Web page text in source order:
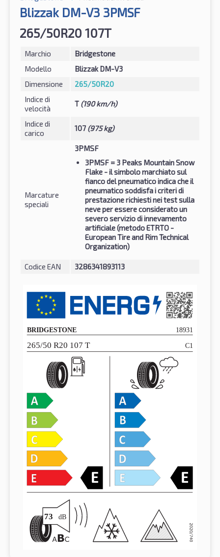
Blizzak DM-V3 3PMSF
265/50R20 107T
Marchio
Bridgestone
Modello
Blizzak DM-V3
Dimensione
265/50R20
Indice di
velocità
T (190 km/h)
Indice di
carico
107 (975 kg)
Marcature
speciali
3PMSF
3PMSF = 3 Peaks Mountain Snow
Flake - il simbolo marchiato sul
fianco del pneumatico indica che il
pneumatico soddisfa i criteri di
prestazione richiesti nei test sulla
neve per essere considerato un
severo servizio di innevamento
artificiale (metodo ETRTO -
European Tire and Rim Technical
Organization)
Codice EAN 3286341893113